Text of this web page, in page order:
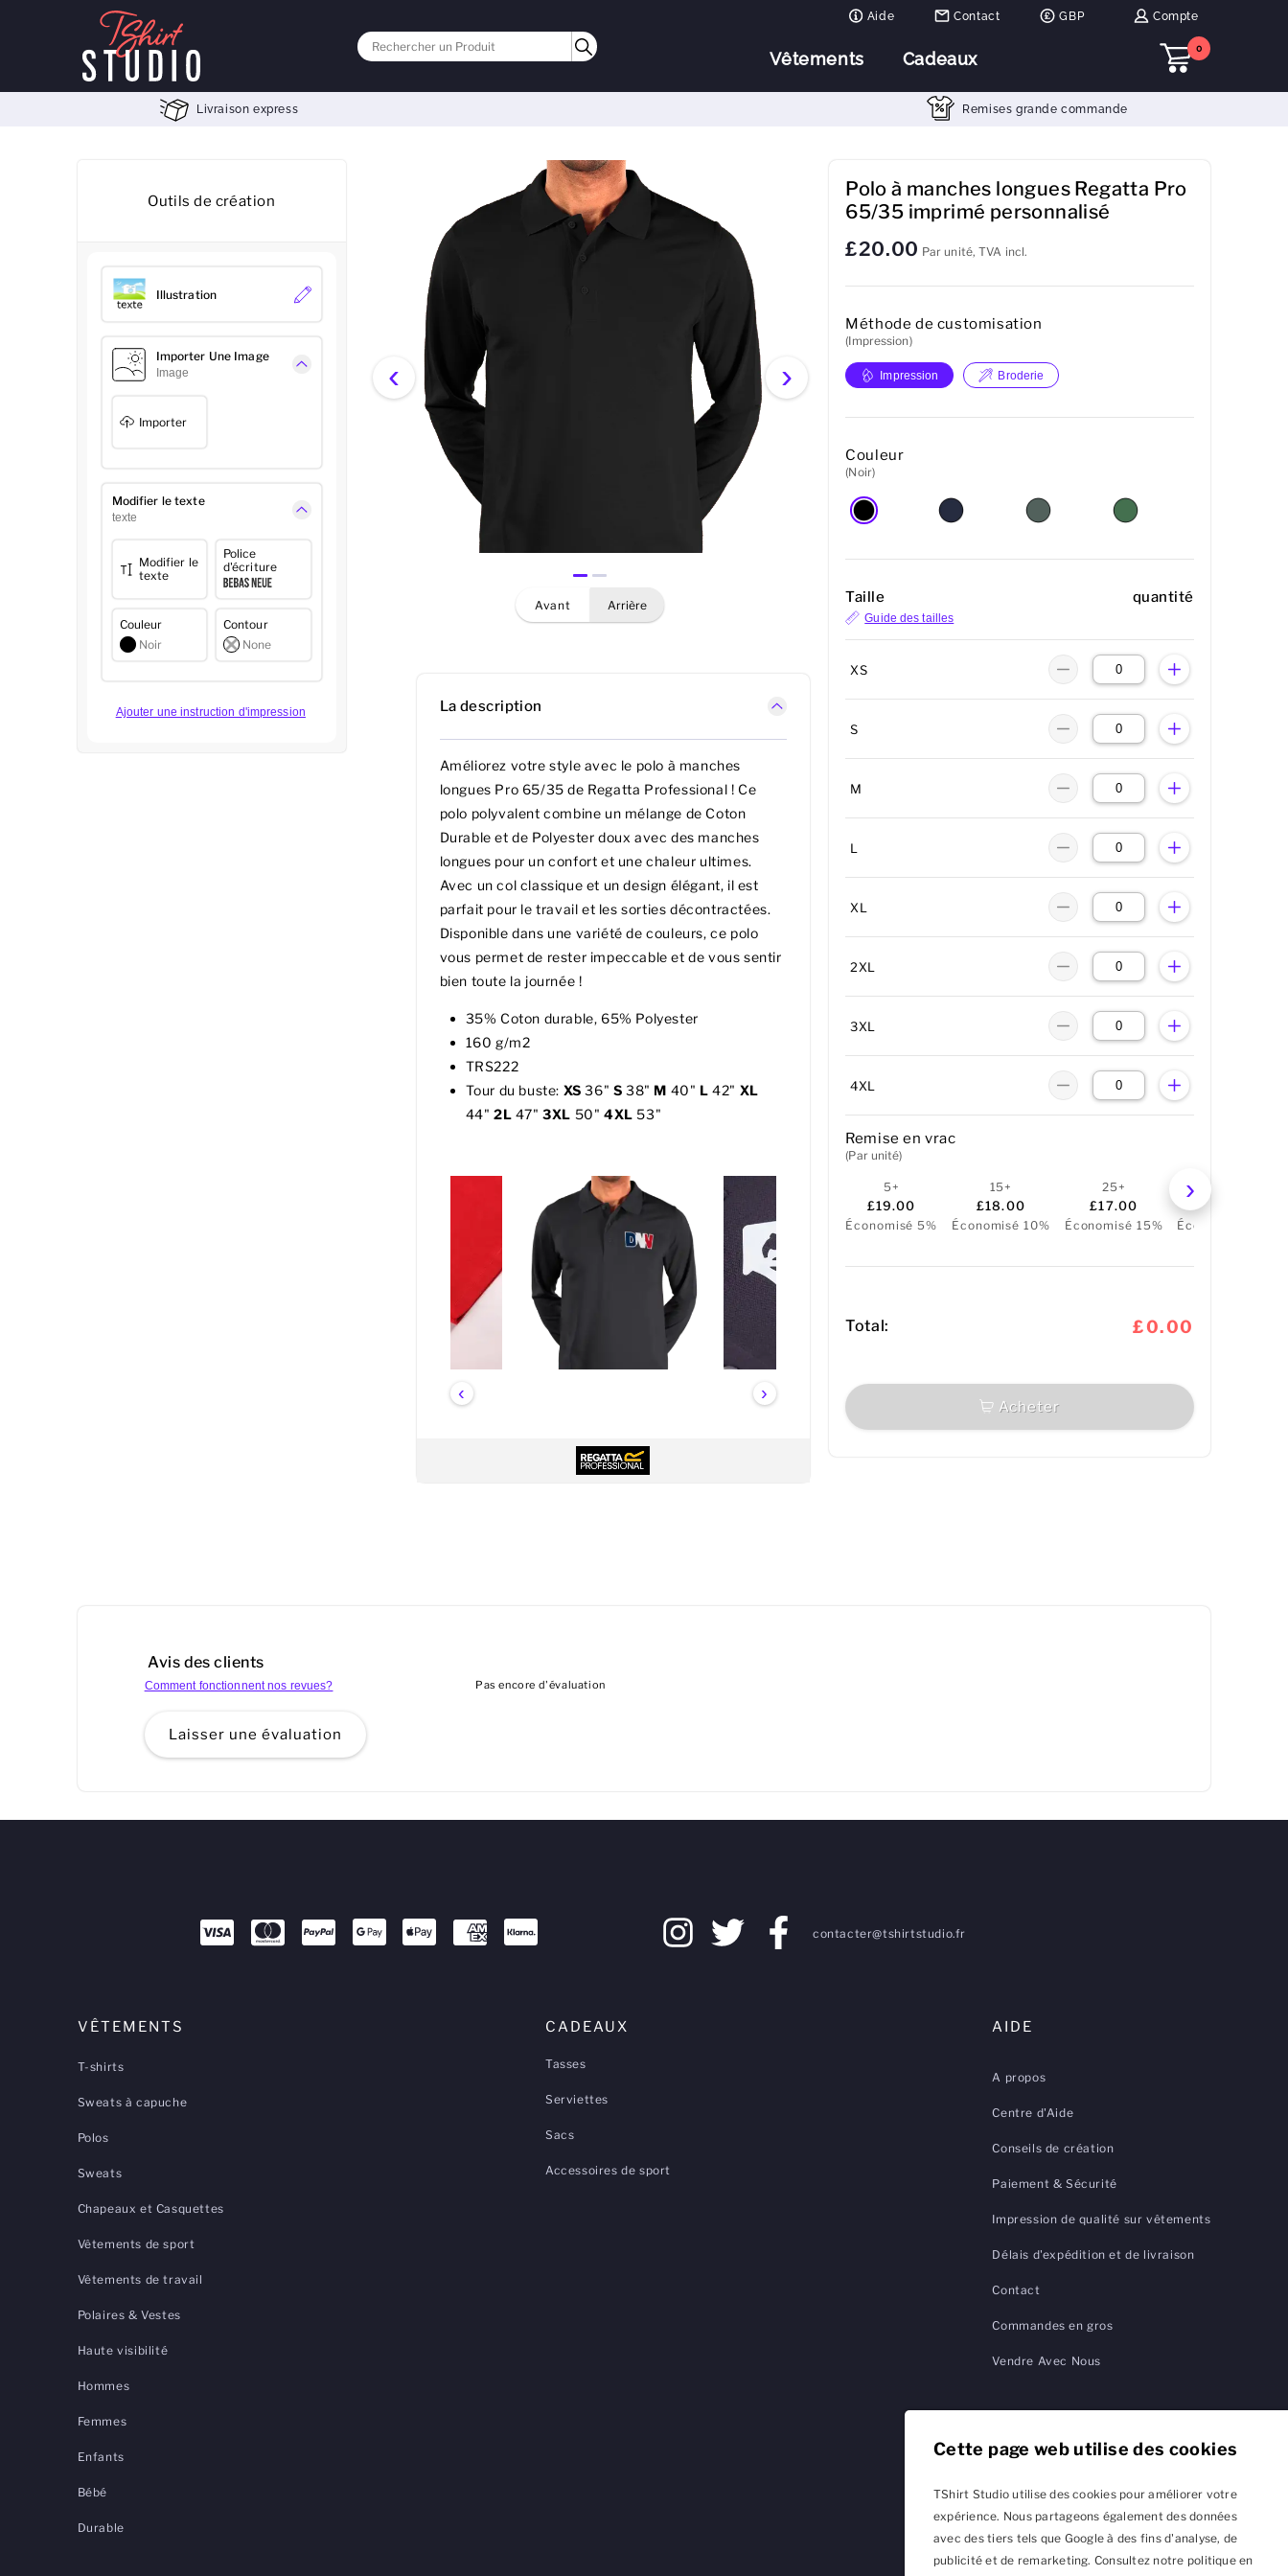
Cette page web utilise des cookies
TShirt Studio utilise des cookies pour améliorer votre
expérience. Nous partageons également des données
avec des tiers tels que Google à des fins d'analyse, de
publicité et de remarketing. Consultez notre politique en
Aide Contact GBP Compte
Vêtements Cadeaux
0
Livraison express Remises grande commande
Outils de création
Illustration
Importer Une Image
Image
Importer
Modifier le texte
texte
Modifier le
texte
Police
d'écriture
Couleur
Noir
Contour
None
Ajouter une instruction d'impression
‹ ›
avant arrière
La description
Améliorez votre style avec le polo à manches
longues Pro 65/35 de Regatta Professional ! Ce
polo polyvalent combine un mélange de Coton
Durable et de Polyester doux avec des manches
longues pour un confort et une chaleur ultimes.
Avec un col classique et un design élégant, il est
parfait pour le travail et les sorties décontractées.
Disponible dans une variété de couleurs, ce polo
vous permet de rester impeccable et de vous sentir
bien toute la journée !
35% Coton durable, 65% Polyester
160 g/m2
TRS222
Tour du buste: XS 36" S 38" M 40" L 42" XL
44" 2L 47"3XL 50" 4XL 53"
‹ ›
Polo à manches longues Regatta Pro
65/35 imprimé personnalisé
£20.00 Par unité, TVA incl.
Méthode de customisation
(Impression)
Impression Broderie
Couleur
(Noir)
Taille quantité
Guide des tailles
XS
S
M
L
XL
2XL
3XL
4XL
Remise en vrac
(Par unité)
5+
£19.00
Économisé 5%
15+
£18.00
Économisé 10%
25+
£17.00
Économisé 15%
£16.00
Économisé 20%
Total: £0.00
Acheter
Avis des clients
Comment fonctionnent nos revues?
Laisser une évaluation
Pas encore d'évaluation
contacter@tshirtstudio.fr
VÊTEMENTS
T-shirts
Sweats à capuche
Polos
Sweats
Chapeaux et Casquettes
Vêtements de sport
Vêtements de travail
Polaires & Vestes
Haute visibilité
Hommes
Femmes
Enfants
Bébé
Durable
CADEAUX
Tasses
Serviettes
Sacs
Accessoires de sport
AIDE
A propos
Centre d'Aide
Conseils de création
Paiement & Sécurité
Impression de qualité sur vêtements
Délais d'expédition et de livraison
Contact
Commandes en gros
Vendre Avec Nous